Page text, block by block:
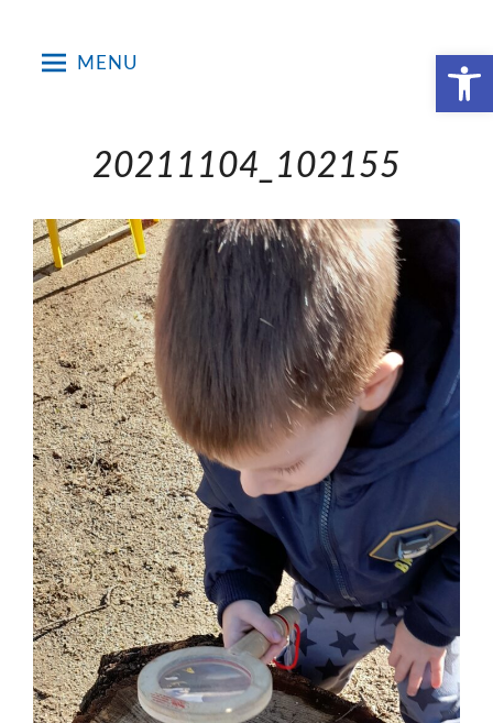
Open toolbar
MENU
20211104_102155